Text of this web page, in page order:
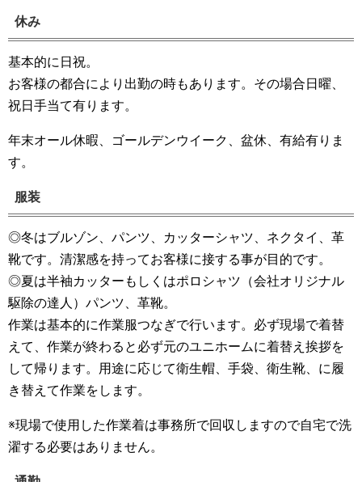
休み
基本的に日祝。
お客様の都合により出勤の時もあります。その場合日曜、
祝日手当て有ります。
年末オール休暇、ゴールデンウイーク、盆休、有給有りま
す。
服装
◎冬はブルゾン、パンツ、カッターシャツ、ネクタイ、革
靴です。清潔感を持ってお客様に接する事が目的です。
◎夏は半袖カッターもしくはポロシャツ（会社オリジナル
駆除の達人）パンツ、革靴。
作業は基本的に作業服つなぎで行います。必ず現場で着替
えて、作業が終わると必ず元のユニホームに着替え挨拶を
して帰ります。用途に応じて衛生帽、手袋、衛生靴、に履
き替えて作業をします。
※現場で使用した作業着は事務所で回収しますので自宅で洗
濯する必要はありません。